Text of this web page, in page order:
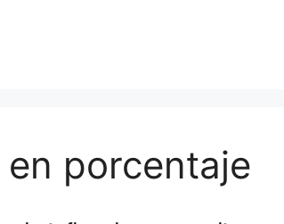
porcentaje